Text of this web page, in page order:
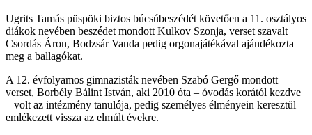
Ugrits Tamás püspöki biztos búcsúbeszédét követően a 11. osztályos
diákok nevében beszédet mondott Kulkov Szonja, verset szavalt
Csordás Áron, Bodzsár Vanda pedig orgonajátékával ajándékozta
meg a ballagókat.
A 12. évfolyamos gimnazisták nevében Szabó Gergő mondott
verset, Borbély Bálint István, aki 2010 óta – óvodás korától kezdve
– volt az intézmény tanulója, pedig személyes élményein keresztül
emlékezett vissza az elmúlt évekre.